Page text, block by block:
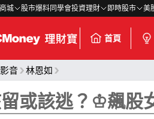
城 股市爆料同學會投資理財 即時股市 美
首頁
影音 林恩如
或該逃？♔飆股